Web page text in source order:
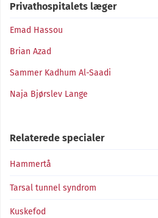
Privathospitalets læger
Emad Hassou
Brian Azad
Sammer Kadhum Al-Saadi
Naja Bjørslev Lange
Relaterede specialer
Hammertå
Tarsal tunnel syndrom
Kuskefod